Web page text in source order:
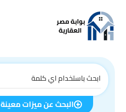
البحث عن ميزات معينة